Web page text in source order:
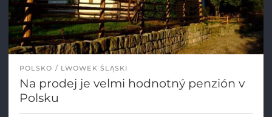
POLSKO LWOWEK ŚLĄSKI
Na prodej je velmi hodnotný penzión v
Polsku